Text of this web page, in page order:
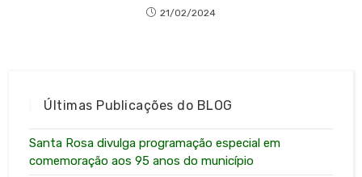
21/02/2024
Últimas Publicações do BLOG
Santa Rosa divulga programação especial em
comemoração aos 95 anos do município